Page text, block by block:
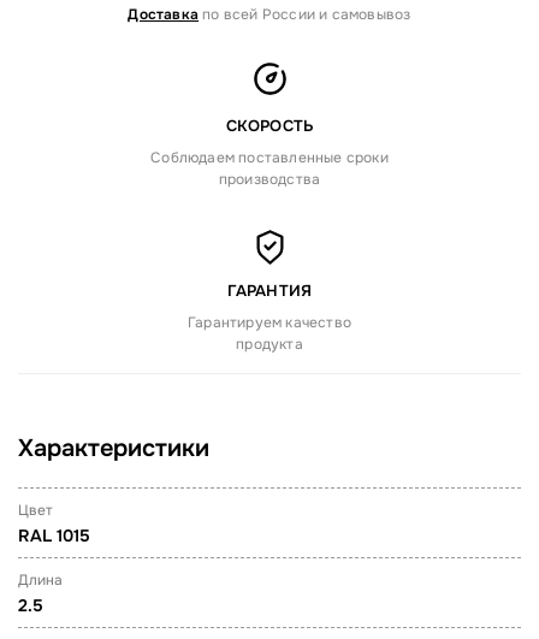
Доставка по всей России и самовывоз
СКОРОСТЬ
Соблюдаем поставленные сроки
производства
ГАРАНТИЯ
Гарантируем качество
продукта
Характеристики
Цвет
RAL 1015
Длина
2.5